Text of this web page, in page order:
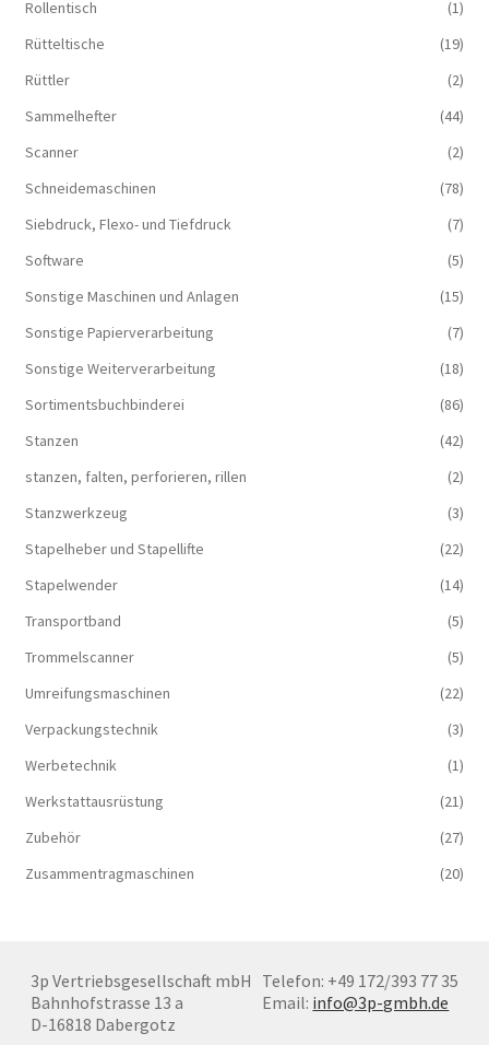
Rollentisch
(1)
Rütteltische
(19)
Rüttler
(2)
Sammelhefter
(44)
Scanner
(2)
Schneidemaschinen
(78)
Siebdruck, Flexo- und Tiefdruck
(7)
Software
(5)
Sonstige Maschinen und Anlagen
(15)
Sonstige Papierverarbeitung
(7)
Sonstige Weiterverarbeitung
(18)
Sortimentsbuchbinderei
(86)
Stanzen
(42)
stanzen, falten, perforieren, rillen
(2)
Stanzwerkzeug
(3)
Stapelheber und Stapellifte
(22)
Stapelwender
(14)
Transportband
(5)
Trommelscanner
(5)
Umreifungsmaschinen
(22)
Verpackungstechnik
(3)
Werbetechnik
(1)
Werkstattausrüstung
(21)
Zubehör
(27)
Zusammentragmaschinen
(20)
3p Vertriebsgesellschaft mbH
Bahnhofstrasse 13 a
D-16818 Dabergotz
Telefon: +49 172/393 77 35
Email: info@3p-gmbh.de